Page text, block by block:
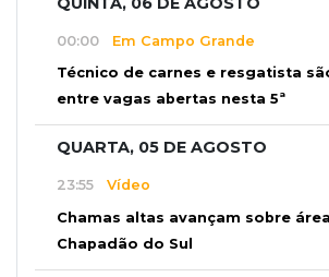
00:00 Em Campo Grande
Técnico de carnes e resgatista
entre vagas abertas nesta 5ª
QUARTA, 05 DE AGOSTO
23:55 Vídeo
Chamas altas avançam sobre
Chapadão do Sul